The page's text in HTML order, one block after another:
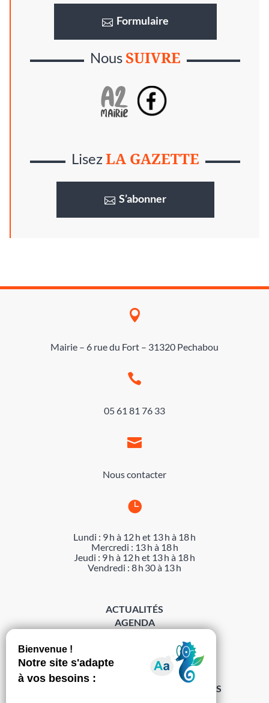
Formulaire
NousSUIVRE
LisezLA GAZETTE
S’abonner

Mairie – 6 rue du Fort – 31320 Pechabou

05 61 81 76 33

Nous contacter

Lundi : 9 h à 12 h et 13 h à 18 h
Mercredi : 13 h à 18 h
Jeudi : 9 h à 12 h et 13 h à 18 h
Vendredi : 8 h 30 à 13 h
ACTUALITÉS
AGENDA
MENTIONS LÉGALES
PROTECTION DES DONNÉES
POLITIQUE DE GESTION DES COOKIES